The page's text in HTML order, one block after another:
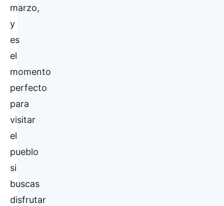
marzo,
y
es
el
momento
perfecto
para
visitar
el
pueblo
si
buscas
disfrutar